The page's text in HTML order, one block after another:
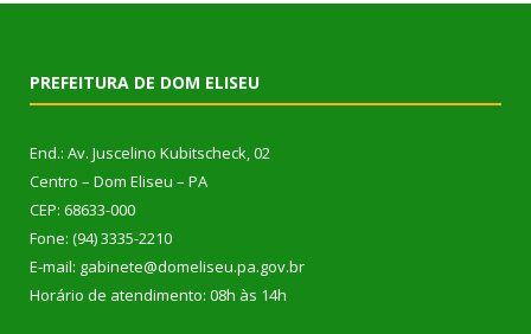
PREFEITURA DE DOM ELISEU
End.: Av. Juscelino Kubitscheck, 02
Centro – Dom Eliseu – PA
CEP: 68633-000
Fone: (94) 3335-2210
E-mail: gabinete@domeliseu.pa.gov.br
Horário de atendimento: 08h às 14h